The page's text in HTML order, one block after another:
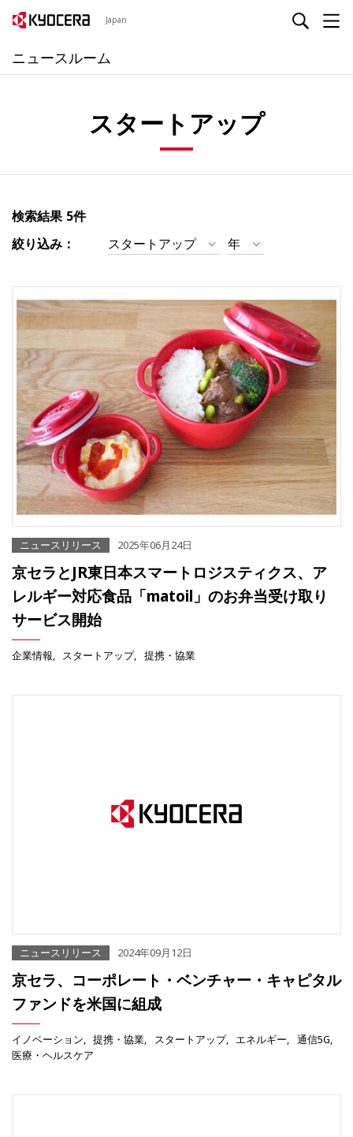
Japan
ニュースルーム
スタートアップ
検索結果 5件
絞り込み：
スタートアップ 年
ニュースリリース 2025年06月24日
京セラとJR東日本スマートロジスティクス、ア
レルギー対応食品「matoil」のお弁当受け取り
サービス開始
企業情報 スタートアップ 提携・協業
ニュースリリース 2024年09月12日
京セラ、コーポレート・ベンチャー・キャピタル
ファンドを米国に組成
イノベーション 提携・協業 スタートアップ エネルギー
通信5G
医療・ヘルスケア